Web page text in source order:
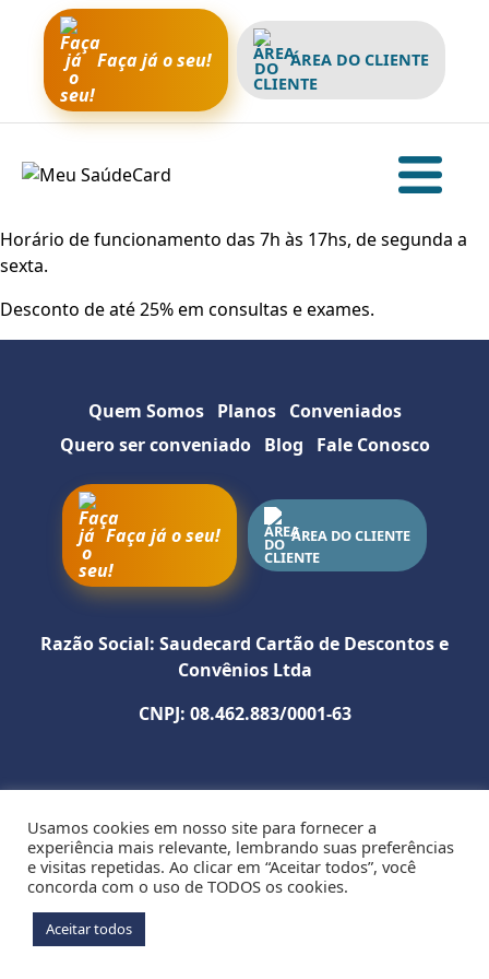
Faça já o seu! ÁREA DO CLIENTE
Como utilizar
INSTAGRAM
Horário de funcionamento das 7h às 17hs, de segunda a
sexta.
Desconto de até 25% em consultas e exames.
Quem Somos Planos
Conveniados
Quero ser conveniado
Blog Fale Conosco
Faça já o seu! ÁREA DO CLIENTE
Razão Social: Saudecard Cartão de Descontos e
Convênios Ltda
CNPJ: 08.462.883/0001-63
R. Edistio Pondé nº 353 SL. 107 - Edf. Empresarial Tancredo
Neves - Stiep - CEP: 41770-395 - Salvador - BA
Usamos cookies em nosso site para fornecer a
experiência mais relevante, lembrando suas preferências
e visitas repetidas. Ao clicar em “Aceitar todos”, você
concorda com o uso de TODOS os cookies.
Aceitar todos